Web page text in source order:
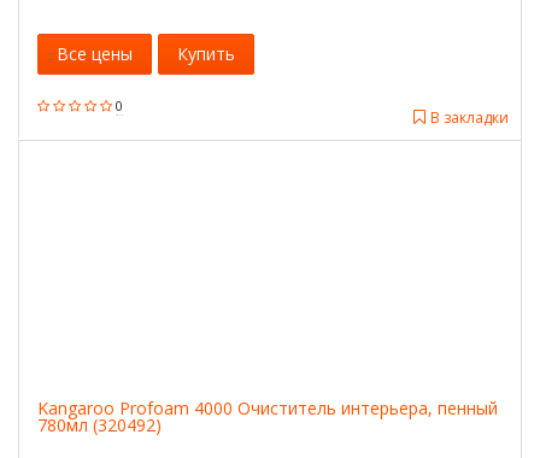
0
В закладки
Все цены Купить
Kangaroo Profoam 4000 Очиститель интерьера, пенный
780мл (320492)